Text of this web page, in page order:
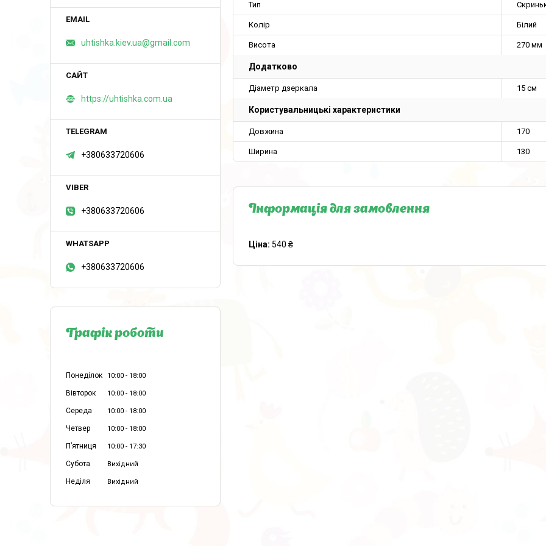
Тип
Колір Білий
Висота 270 мм
Додатково
Діаметр дзеркала 15 см
Користувальницькі характеристики
Довжина 170
Ширина 130
Інформація для замовлення
Ціна: 540 ₴
uhtishka.kiev.ua@gmail.com
https://uhtishka.com.ua
+380633720606
+380633720606
+380633720606
Графік роботи
Понеділок 10:00 18:00
Вівторок 10:00 18:00
Середа 10:00 18:00
Четвер 10:00 18:00
Пʼятниця 10:00 17:30
Субота Вихідний
Неділя Вихідний